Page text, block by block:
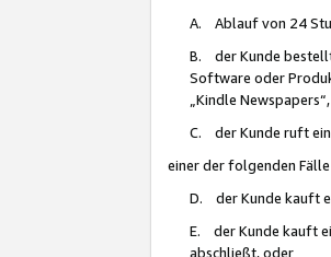
A. Ablauf von 24
B. der Kunde bestellt
Software oder
„Kindle
C. der Kunde ruft
einer der folgenden
D. der Kunde kauft
E. der Kunde kauft
abschließt, oder